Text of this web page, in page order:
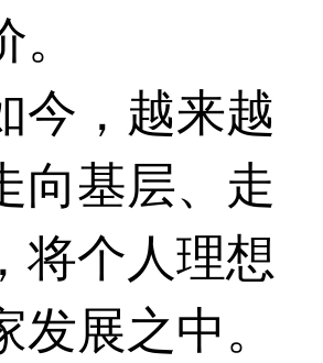
，越来越
向基层、走
将个人理想
展之中。